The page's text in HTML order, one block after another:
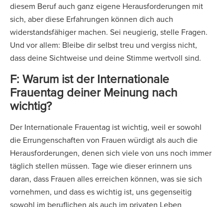
diesem Beruf auch ganz eigene Herausforderungen mit
sich, aber diese Erfahrungen können dich auch
widerstandsfähiger machen. Sei neugierig, stelle Fragen.
Und vor allem: Bleibe dir selbst treu und vergiss nicht,
dass deine Sichtweise und deine Stimme wertvoll sind.
F: Warum ist der Internationale
Frauentag deiner Meinung nach
wichtig?
Der Internationale Frauentag ist wichtig, weil er sowohl
die Errungenschaften von Frauen würdigt als auch die
Herausforderungen, denen sich viele von uns noch immer
täglich stellen müssen. Tage wie dieser erinnern uns
daran, dass Frauen alles erreichen können, was sie sich
vornehmen, und dass es wichtig ist, uns gegenseitig
sowohl im beruflichen als auch im privaten Leben